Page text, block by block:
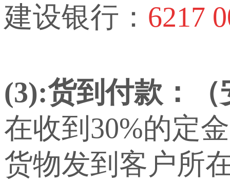
建设银行： 6217
(3):货到付款：
在收到30%的定
货物发到客户所